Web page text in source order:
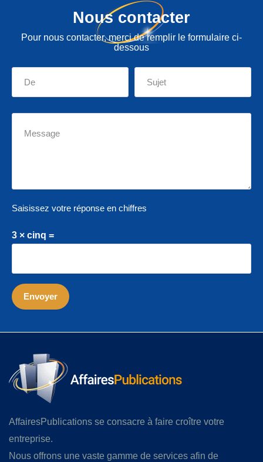
Nous contacter
Pour nous contacter, merci de remplir le formulaire ci-
dessous
Saisissez votre réponse en chiffres
3 × cinq =
AffairesPublications se consacre à faire croître votre
entreprise.
Nous offrons une vaste gamme de services afin de